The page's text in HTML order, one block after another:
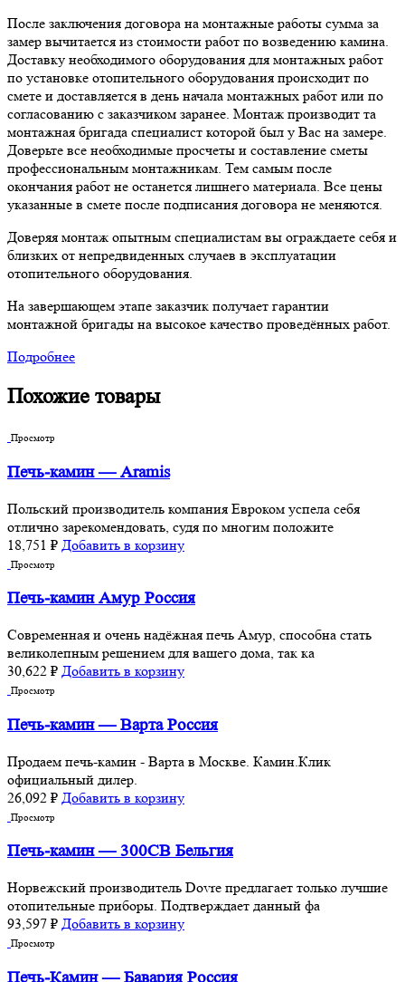
После заключения договора на монтажные работы сумма за
замер вычитается из стоимости работ по возведению камина.
Доставку необходимого оборудования для монтажных работ
по установке отопительного оборудования происходит по
смете и доставляется в день начала монтажных работ или по
согласованию с заказчиком заранее. Монтаж производит та
монтажная бригада специалист которой был у Вас на замере.
Доверьте все необходимые просчеты и составление сметы
профессиональным монтажникам. Тем самым после
окончания работ не останется лишнего материала. Все цены
указанные в смете после подписания договора не меняются.
Доверяя монтаж опытным специалистам вы ограждаете себя и
близких от непредвиденных случаев в эксплуатации
отопительного оборудования.
На завершающем этапе заказчик получает гарантии
монтажной бригады на высокое качество проведённых работ.
Подробнее
Похожие товары
Просмотр
Печь-камин — Aramis
Польский производитель компания Евроком успела себя
отлично зарекомендовать, судя по многим положите
18,751 ₽ Добавить в корзину
Просмотр
Печь-камин Амур Россия
Современная и очень надёжная печь Амур, способна стать
великолепным решением для вашего дома, так ка
30,622 ₽ Добавить в корзину
Просмотр
Печь-камин — Варта Россия
Продаем печь-камин - Варта в Москве. Камин.Клик
официальный дилер.
26,092 ₽ Добавить в корзину
Просмотр
Печь-камин — 300CB Бельгия
Норвежский производитель Dovre предлагает только лучшие
отопительные приборы. Подтверждает данный фа
93,597 ₽ Добавить в корзину
Просмотр
Печь-Камин — Бавария Россия